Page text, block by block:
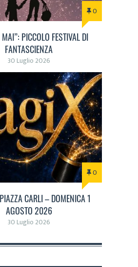
0
PICCOLO FESTIVAL DI
FANTASCIENZA
30 Luglio 2026
0
CARLI – DOMENICA 1
AGOSTO 2026
30 Luglio 2026